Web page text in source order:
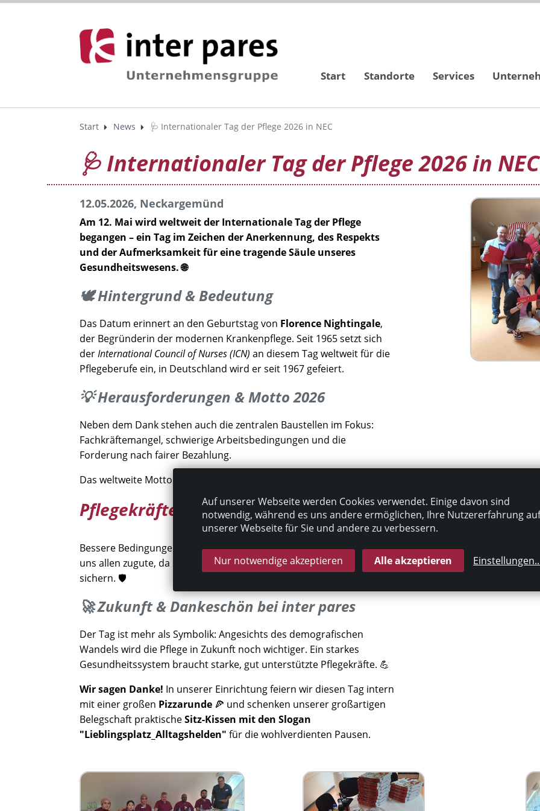
Start Standorte Services
Start News 🩺 Internationaler Tag der Pflege 2026 in NEC
🩺 Internationaler Tag der Pflege 2026 in NEC
12.05.2026, Neckargemünd
Am 12. Mai wird weltweit der Internationale Tag der Pflege
begangen – ein Tag im Zeichen der Anerkennung, des Respekts
und der Aufmerksamkeit für eine tragende Säule unseres
Gesundheitswesens. 🌐
🕊️ Hintergrund & Bedeutung
Das Datum erinnert an den Geburtstag von Florence Nightingale,
der Begründerin der modernen Krankenpflege. Seit 1965 setzt sich
derInternational Council of Nurses (ICN) an diesem Tag weltweit für die
Pflegeberufe ein, in Deutschland wird er seit 1967 gefeiert.
💡 Herausforderungen & Motto 2026
Neben dem Dank stehen auch die zentralen Baustellen im Fokus:
Fachkräftemangel, schwierige Arbeitsbedingungen und die
Forderung nach fairer Bezahlung.
Das weltweite Motto 2026 bringt es auf den Punkt:
Pflegekräfte stärken, Leben retten
Bessere Bedingungen und mehr Mitbestimmung kommen am Ende
uns allen zugute, da sie die Qualität der Patientenversorgung direkt
sichern. 🛡️
🚀 Zukunft & Dankeschön bei inter pares
Der Tag ist mehr als Symbolik: Angesichts des demografischen
Wandels wird die Pflege in Zukunft noch wichtiger. Ein starkes
Gesundheitssystem braucht starke, gut unterstützte Pflegekräfte. 💪
Wir sagen Danke! In unserer Einrichtung feiern wir diesen Tag intern
mit einer großen Pizzarunde 🍕 und schenken unserer großartigen
Belegschaft praktischeSitz-Kissen mit den Slogan
"Lieblingsplatz_Alltagshelden" für die wohlverdienten Pausen.
Auf unserer Webseite werden Cookies verwendet. Einige davon sind
notwendig, während es uns andere ermöglichen, Ihre Nutzererfahrung auf
unserer Webseite für Sie und andere zu verbessern.
Nur notwendige akzeptieren Alle akzeptieren Einstellungen